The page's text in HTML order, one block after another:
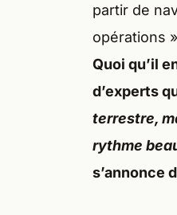
partir de
opérations
Quoi qu’il
d’experts
terrestre,
rythme
s’annonce